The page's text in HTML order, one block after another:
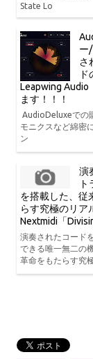
State Lo
ー
さ
Leapwing Audio
ます！！！
AudioDeluxeでの
モニクスなど綿密
ン
演
を搭載した、従
らす究極のリア
Nextmidi「
演奏されたコード
できる唯一無二の
革命をもたらす究